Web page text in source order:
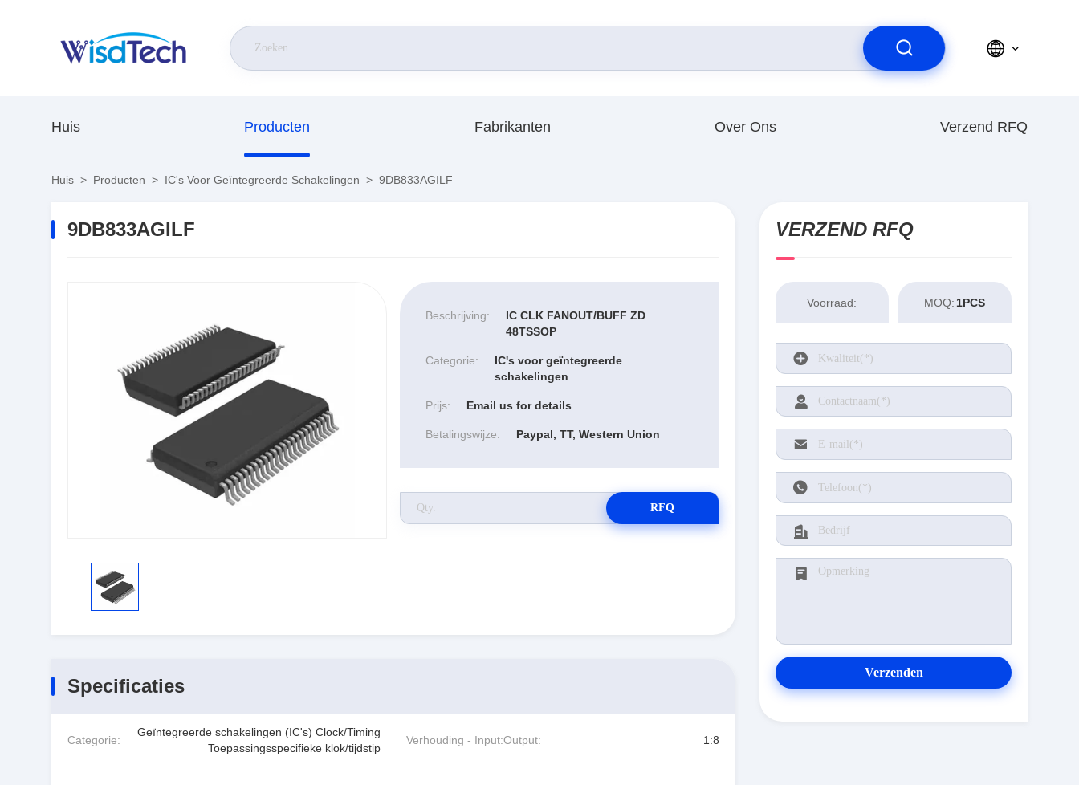
Huis Producten Fabrikanten Over Ons Verzend RFQ
Huis > Producten > IC's Voor Geïntegreerde Schakelingen > 9DB833AGILF
9DB833AGILF
Beschrijving:
IC CLK FANOUT/BUFF ZD
48TSSOP
Categorie:
IC's voor geïntegreerde
schakelingen
Prijs: Email us for details
Betalingswijze: Paypal, TT, Western Union
RFQ
Specificaties
Categorie:
Geïntegreerde schakelingen (IC's) Clock/Timing
Toepassingsspecifieke klok/tijdstip
Verhouding - Input:Output: 1:8
VERZEND RFQ
Voorraad: MOQ: 1PCS
Verzenden